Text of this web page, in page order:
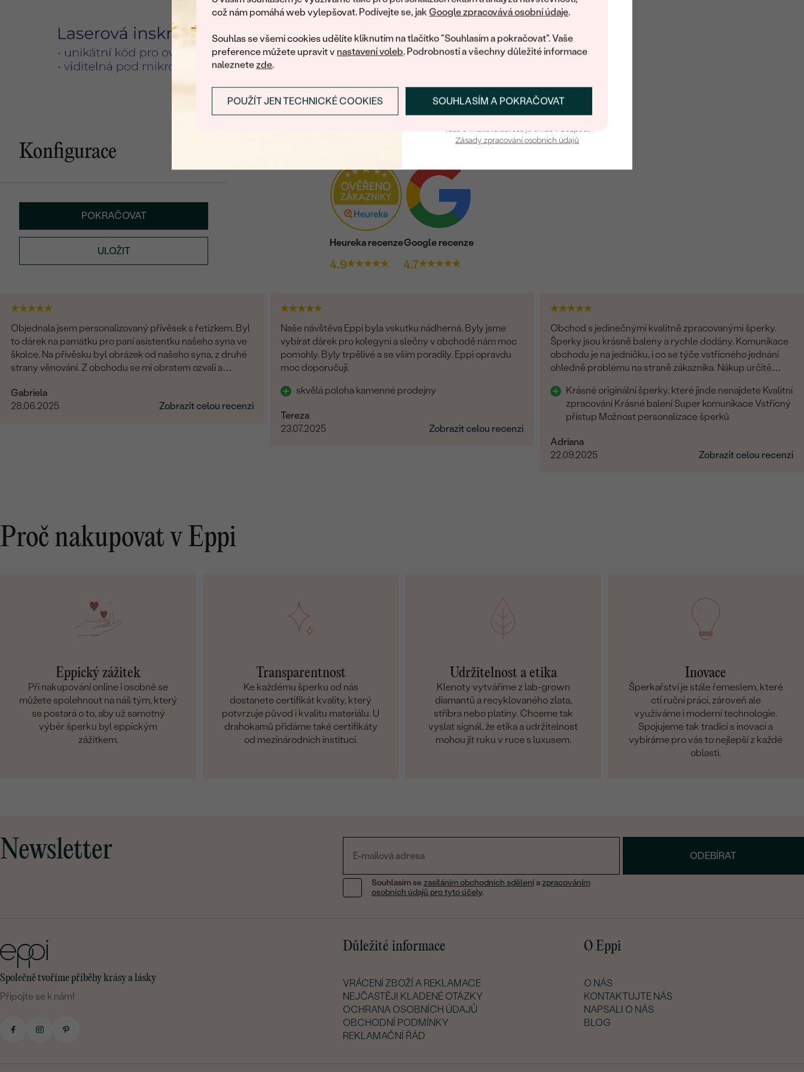
což nám pomáhá web vylepšovat. Podívejte se, jakGoogle zpracovává osobní údaje.
Souhlas se všemi cookies udělíte kliknutím na tlačítko "Souhlasím a pokračovat". Vaše
preference můžete upravit v nastavení voleb. Podrobnosti a všechny důležité informace
naleznetezde.
SOUHLASÍM A POKRAČOVAT
POUŽÍT JEN TECHNICKÉ COOKIES
Konfigurace
POKRAČOVAT
ULOŽIT
Heureka recenze
4.9
Google recenze
4.7
Objednala jsem personalizovaný přívěsek s řetízkem. Byl
to dárek na památku pro paní asistentku našeho syna ve
školce. Na přívěsku byl obrázek od našeho syna, z druhé
strany věnování. Z obchodu se mi obratem ozvali a
nádherný, udělal velikou radost, je originální a opravdová
památka. Jednání s paní po e-mailu bylo rychlé a
Gabriela
28.06.2025
Zobrazit celou recenzi
Naše návštěva Eppi byla vskutku nádherná. Byly jsme
vybírat dárek pro kolegyni a slečny v obchodě nám moc
pomohly. Byly trpělivé a se vším poradily. Eppi opravdu
moc doporučuji.
skvělá poloha kamenné prodejny
Tereza
23.07.2025
Zobrazit celou recenzi
Obchod s jedinečnými kvalitně zpracovanými šperky.
Šperky jsou krásně baleny a rychle dodány. Komunikace
obchodu je na jedničku, i co se týče vstřícného jednání
ohledně problému na straně zákazníka. Nákup určitě
Krásné originální šperky, které jinde nenajdete Kvalitní
zpracování Krásné balení Super komunikace Vstřícný
přístup Možnost personalizace šperků
Adriana
22.09.2025
Zobrazit celou recenzi
Proč nakupovat v Eppi
Eppický zážitek
Při nakupování online i osobně se
můžete spolehnout na náš tým, který
se postará o to, aby už samotný
výběr šperku byl eppickým
zážitkem.
Transparentnost
Ke každému šperku od nás
dostanete certifikát kvality, který
potvrzuje původ i kvalitu materiálu. U
drahokamů přidáme také certifikáty
od mezinárodních institucí.
Udržitelnost a etika
Klenoty vytváříme z lab-grown
diamantů a recyklovaného zlata,
stříbra nebo platiny. Chceme tak
vyslat signál, že etika a udržitelnost
mohou jít ruku v ruce s luxusem.
Inovace
Šperkařství je stále řemeslem, které
ctí ruční práci, zároveň ale
využíváme i moderní technologie.
Spojujeme tak tradici s inovací a
vybíráme pro vás to nejlepší z každé
oblasti.
Newsletter ODEBÍRAT
Souhlasím sezasíláním obchodních sděleníazpracováním
osobních údajů pro tyto účely.
Důležité informace
VRÁCENÍ ZBOŽÍ A REKLAMACE
NEJČASTĚJI KLADENÉ OTÁZKY
OCHRANA OSOBNÍCH ÚDAJŮ
OBCHODNÍ PODMÍNKY
REKLAMAČNÍ ŘÁD
O Eppi
O NÁS
KONTAKTUJTE NÁS
NAPSALI O NÁS
BLOG
Společně tvoříme příběhy krásy a lásky
Připojte se k nám!
zašleme slevový kód na váš první
PŘIHLÁSIT SE A ZÍSKAT SLEVU
Zásady zpracování osobních údajů